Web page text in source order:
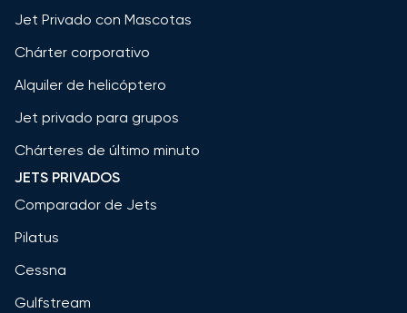
Jet Privado con Mascotas
Chárter corporativo
Alquiler de helicóptero
Jet privado para grupos
Chárteres de último minuto
JETS PRIVADOS
Comparador de Jets
Pilatus
Cessna
Gulfstream